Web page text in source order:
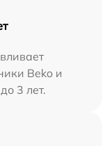
Beko и
3 лет.